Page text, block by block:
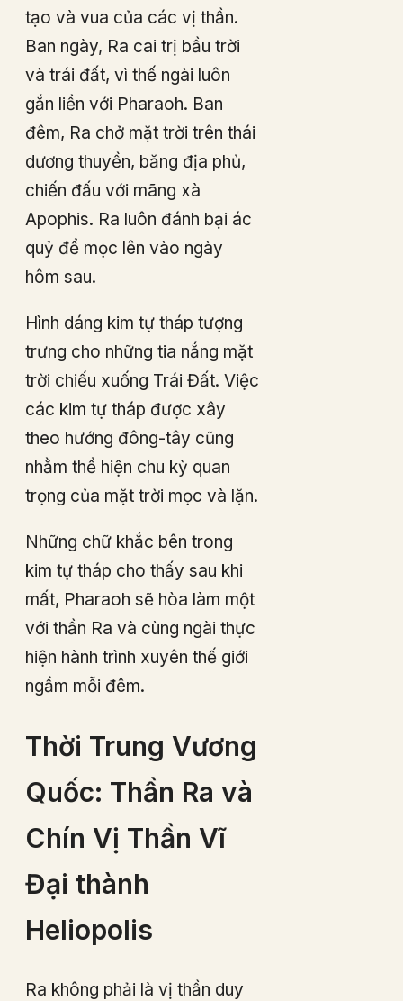
tạo và vua của các vị thần.
Ban ngày, Ra cai trị bầu trời
và trái đất, vì thế ngài luôn
gắn liền với Pharaoh. Ban
đêm, Ra chở mặt trời trên thái
dương thuyền, băng địa phủ,
chiến đấu với mãng xà
Apophis. Ra luôn đánh bại ác
quỷ để mọc lên vào ngày
hôm sau.
Hình dáng kim tự tháp tượng
trưng cho những tia nắng mặt
trời chiếu xuống Trái Đất. Việc
các kim tự tháp được xây
theo hướng đông-tây cũng
nhằm thể hiện chu kỳ quan
trọng của mặt trời mọc và lặn.
Những chữ khắc bên trong
kim tự tháp cho thấy sau khi
mất, Pharaoh sẽ hòa làm một
với thần Ra và cùng ngài thực
hiện hành trình xuyên thế giới
ngầm mỗi đêm.
Thời Trung Vương
Quốc: Thần Ra và
Chín Vị Thần Vĩ
Đại thành
Heliopolis
Ra không phải là vị thần duy